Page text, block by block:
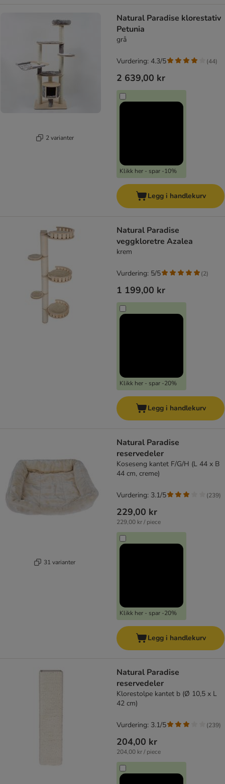
2 varianter
Natural Paradise klorestativ
Petunia
grå
2 639,00 kr
Klikk her - spar -10%
Vurdering: 4.3/5 (44)
Legg i handlekurv
Natural Paradise
veggkloretre Azalea
krem
1 199,00 kr
Klikk her - spar -20%
Vurdering: 5/5 (2)
Legg i handlekurv
31 varianter
Natural Paradise
reservedeler
Koseseng kantet F/G/H (L 44 x B
44 cm, creme)
229,00 kr
229,00 kr / piece
Klikk her - spar -20%
Vurdering: 3.1/5 (239)
Legg i handlekurv
Natural Paradise
reservedeler
Klorestolpe kantet b (Ø 10,5 x L
42 cm)
204,00 kr
204,00 kr / piece
Vurdering: 3.1/5 (239)